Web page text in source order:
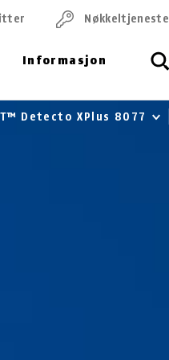
Informasjon
Nøkkeltjeneste
Detecto XPlus 8077